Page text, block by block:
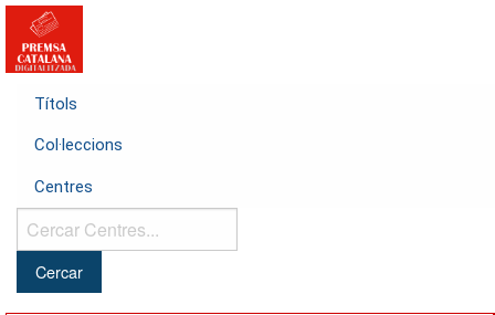
Títols
Col·leccions
Centres
Cercar
Centres...